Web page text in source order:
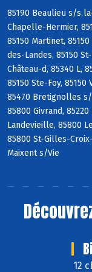
85190 Beaulieu s/s
Chapelle-Hermier,
85150 Martinet,
des-Landes, 85150
Château-d, 85340 L,
85150 Ste-Foy,
85470 Bretignolles s/
85800 Givrand, 85220
Landevieille, 85800
85800 St-Gilles-
Maixent s/Vie
12